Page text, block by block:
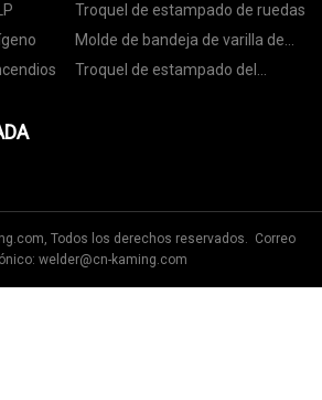
Troquel de estampado de ruedas
Molde de bandeja de varilla de
anclaje
Troquel de estampado del
Todos los derechos reservados. Correo
welder@cn-kaming.com